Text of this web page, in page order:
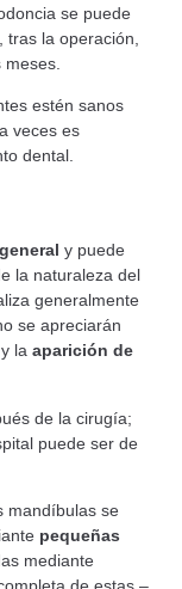
se puede
la operación,
estén sanos
veces es
dental.
y puede
la naturaleza del
generalmente
se apreciarán
y laaparición de
de la cirugía;
puede ser de
mandíbulas se
pequeñas
mediante